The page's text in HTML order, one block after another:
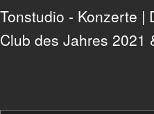
Tonstudio - Konzerte |
Club des Jahres 2021